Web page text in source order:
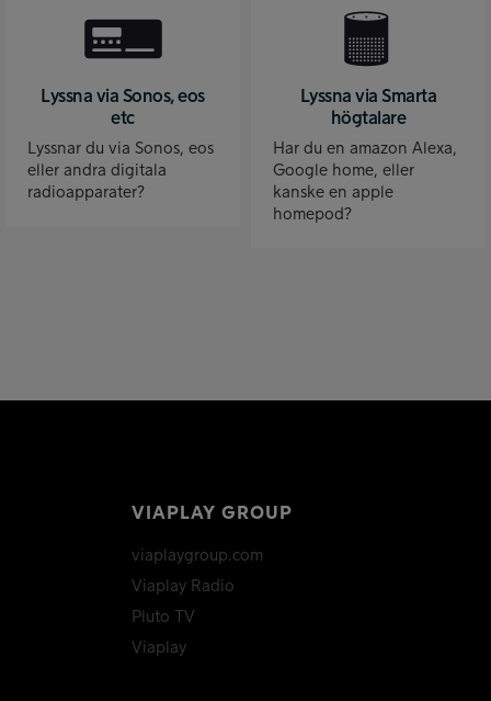
Lyssna via Sonos, eos
etc
Lyssnar du via Sonos, eos
eller andra digitala
radioapparater?
Lyssna via Smarta
högtalare
Har du en amazon Alexa,
Google home, eller
kanske en apple
homepod?
VIAPLAY GROUP
viaplaygroup.com
Viaplay Radio
Pluto TV
Viaplay